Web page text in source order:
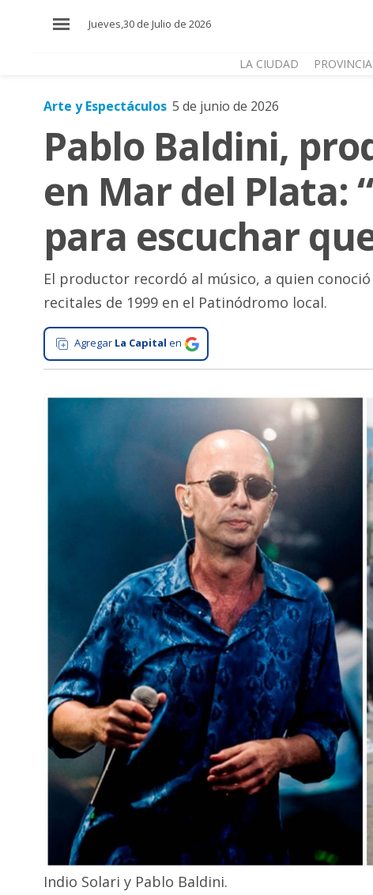
Jueves,30 de Julio de 2026
LA CIUDAD PROVINCIA
Zona
Cultura
Tecnología
Familia
Clasificados
Fúnebres
Arte y Espectáculos 5 de junio de 2026
Pablo Baldini,
en Mar del Plata:
para escuchar
El productor recordó al músico, a quien
recitales de 1999 en el Patinódromo local.
Agregar La Capital en
Indio Solari y Pablo Baldini.